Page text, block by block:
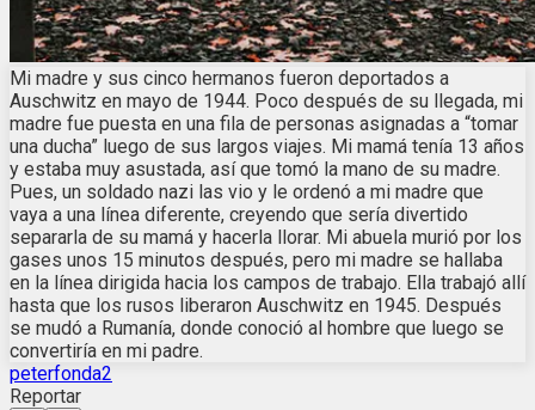
Mi madre y sus cinco hermanos fueron deportados a
Auschwitz en mayo de 1944. Poco después de su llegada, mi
madre fue puesta en una fila de personas asignadas a “tomar
una ducha” luego de sus largos viajes. Mi mamá tenía 13 años
y estaba muy asustada, así que tomó la mano de su madre.
Pues, un soldado nazi las vio y le ordenó a mi madre que
vaya a una línea diferente, creyendo que sería divertido
separarla de su mamá y hacerla llorar. Mi abuela murió por los
gases unos 15 minutos después, pero mi madre se hallaba
en la línea dirigida hacia los campos de trabajo. Ella trabajó allí
hasta que los rusos liberaron Auschwitz en 1945. Después
se mudó a Rumanía, donde conoció al hombre que luego se
convertiría en mi padre.
peterfonda2
Reportar